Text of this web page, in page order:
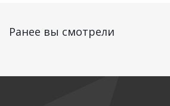
Ранее вы смотрели